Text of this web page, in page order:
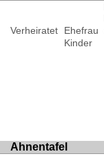
Verheiratet
Ehefrau
Kinder
Ahnentafel